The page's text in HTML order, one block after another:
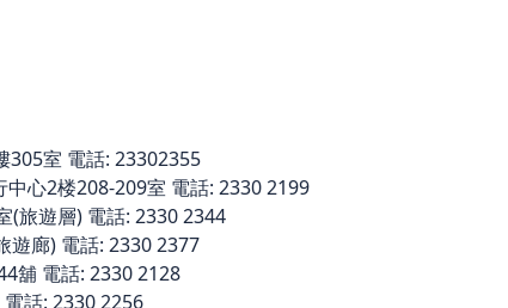
305室 電話: 23302355
中心2楼208-209室 電話: 2330 2199
(旅遊層) 電話: 2330 2344
遊廊) 電話: 2330 2377
舖 電話: 2330 2128
電話: 2330 2256